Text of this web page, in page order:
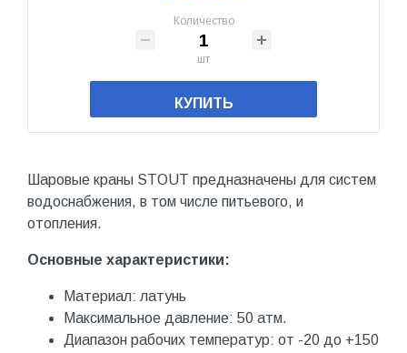
Количество
шт
КУПИТЬ
Шаровые краны STOUT предназначены для систем
водоснабжения, в том числе питьевого, и
отопления.
Основные характеристики:
Материал: латунь
Максимальное давление: 50 атм.
Диапазон рабочих температур: от -20 до +150